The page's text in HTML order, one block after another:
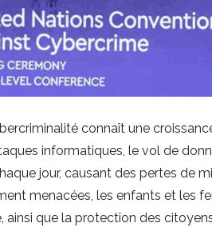
connaît une
informatiques, le vol de
jour, causant des pertes de
menacées, les enfants et les
ainsi que la protection des